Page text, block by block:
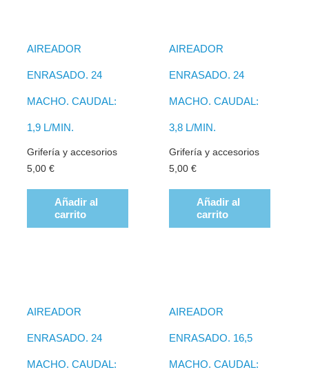
AIREADOR
ENRASADO. 24
MACHO. CAUDAL:
1,9 L/MIN.
Grifería y accesorios
5,00€
Añadir al
carrito
AIREADOR
ENRASADO. 24
MACHO. CAUDAL:
3,8 L/MIN.
Grifería y accesorios
5,00 €
Añadir al
carrito
AIREADOR
ENRASADO. 24
MACHO. CAUDAL:
AIREADOR
ENRASADO. 16,5
MACHO. CAUDAL: